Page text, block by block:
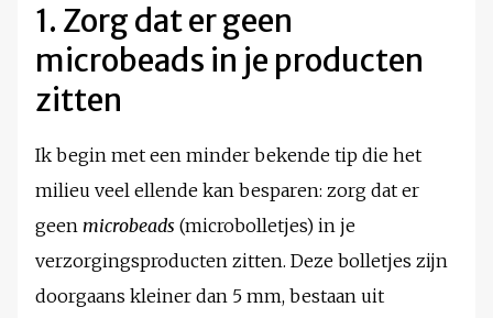
1. Zorg dat er geen
microbeads in je producten
zitten
Ik begin met een minder bekende tip die het
milieu veel ellende kan besparen: zorg dat er
geen microbeads (microbolletjes) in je
verzorgingsproducten zitten. Deze bolletjes zijn
doorgaans kleiner dan 5 mm, bestaan uit